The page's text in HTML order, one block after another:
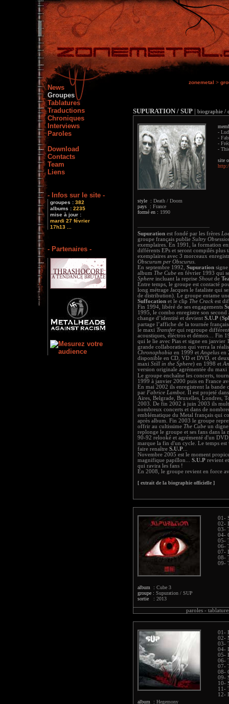
News
Groupes
Tablatures
Traductions
Chroniques
Interviews
Paroles
Download
Contacts
Team
Liens
- Infos sur le site -
groupes : 382
albums : 2235
mise à jour :
mardi 27 février
17h13 ...
- Partenaires -
zonemetal >
SUPURATION / SUP | biographie /
style : Death / Doom
pays : France
formé en : 1990
-
-
-
-
site
Supuration est fondé par les frères
groupe français publie Sultry
exemplaires. En 1991, la formation
différents EPs et seront compilés
exemplaires avec 3 morceaux
Obscurum per Obscurus
En septembre 1992, Supuration
album The Cube en février 1993 qui
Sphere incluant la reprise Shout de
Entre temps, le groupe est contacté
long métrage Jacques le fataliste qui
de distribution). Le groupe entame
Suffocation et le clip The Crack est
Fin 1994, libéré de ses engagements
1995, le combo enregistre son
change d’identité et devient S.U.P (
partage l’affiche de la tournée
le maxi Transferqui regroupe
acoustiques, éléctros et démos… Fin
qui le lie avec Pias et signe en janvier
grande collaboration qui verra la
Chronophobia en 1999 et Angelus en
disponible en CD, VD et DVD, et
maxi Still in the Sphere) en 1998 et
version originale agrémentée du maxi
Le groupe enchaîne les concerts,
1999 à janvier 2000 puis en France
En mai 2002 ils enregistrent la bande
par Fabrice Lambot . Il est projeté
Aires, Belgrade, Bruxelles, Londres,
2003. De fin 2002 à juin 2003 ils
nombreux concerts et dans de
emblématique du Metal français qui
après album. Fin 2003 le groupe
offrir au cultissime The Cube un digne
replonge le groupe et ses fans dans
90-92 relooké et agrémenté d'un
marque la fin d'un cycle. Le temps
faire renaître S.U.P
Novembre 2005 est le moment
magnifique papillon... S.U.P revient
qui ravira les fans !
En 2008, le groupe revient en force
[ extrait de la biographie officielle ]
album : Cube 3
groupe : Supuration / SUP
sortie : 2013
01-
02-
03-
04-
05-
06-
07-
08-
09-
paroles -
album : Hegemony
01-
02-
03-
04-
05-
06-
07-
08-
09-
10-
11-
12-